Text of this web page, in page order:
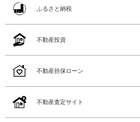
ふるさと納税
不動産投資
不動産担保ローン
不動産査定サイト